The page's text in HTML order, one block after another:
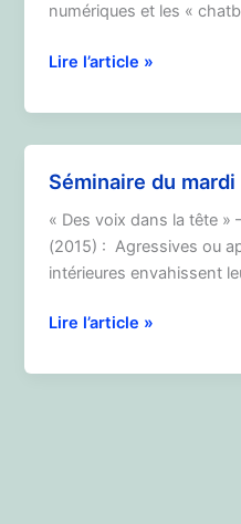
numériques et les «
Séminaire
mardi
18
2025
Lire l’article »
Séminaire du
« Des voix dans la tête »
(2015) : Agressives ou
intérieures envahissent
Séminaire
mardi
Lire l’article »